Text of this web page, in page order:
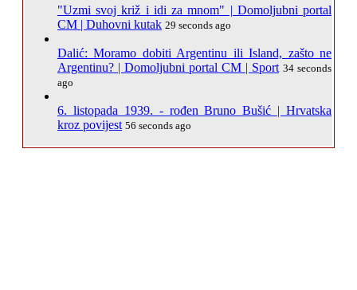
"Uzmi svoj križ i idi za mnom" | Domoljubni portal
CM | Duhovni kutak 29 seconds ago
Dalić: Moramo dobiti Argentinu ili Island, zašto ne
Argentinu? | Domoljubni portal CM | Sport 34 seconds
ago
6. listopada 1939. - rođen Bruno Bušić | Hrvatska
kroz povijest 56 seconds ago